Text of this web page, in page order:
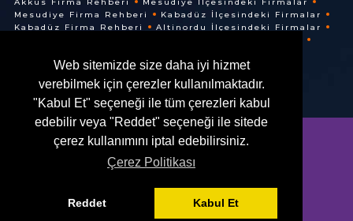
Web sitemizde size daha iyi hizmet
verebilmek için çerezler kullanılmaktadır.
"Kabul Et" seçeneği ile tüm çerezleri kabul
edebilir veya "Reddet" seçeneği ile sitede
çerez kullanımını iptal edebilirsiniz.
Çerez Politikası
Reddet Kabul Et
Mesudiye Firma Rehberi
Kabadüz İlçesindeki Firmalar
Kabadüz Firma Rehberi
Altinordu İlçesindeki Firmalar
Cuma Firma Rehberi
© @ 2016. Her Hakkı Saklıdır.